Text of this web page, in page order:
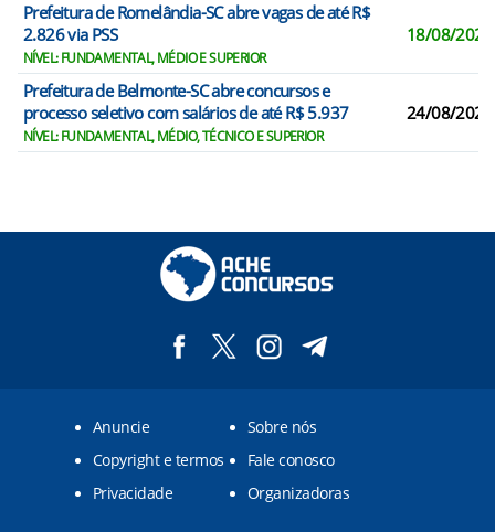
Prefeitura de Romelândia-SC abre vagas de até R$
2.826 via PSS
NÍVEL: FUNDAMENTAL, MÉDIO E SUPERIOR
18/08/2026
Prefeitura de Belmonte-SC abre concursos e
processo seletivo com salários de até R$ 5.937
NÍVEL: FUNDAMENTAL, MÉDIO, TÉCNICO E SUPERIOR
24/08/2026
Anuncie
Sobre nós
Copyright e termos
Fale conosco
Privacidade
Organizadoras